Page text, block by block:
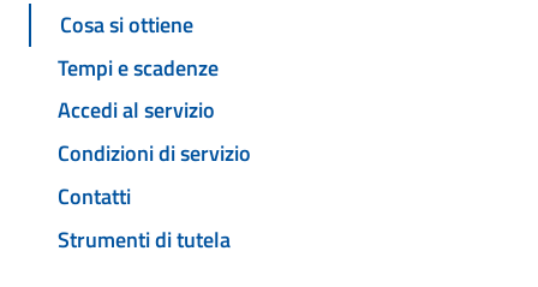
Cosa si ottiene
Tempi e scadenze
Accedi al servizio
Condizioni di servizio
Contatti
Strumenti di tutela